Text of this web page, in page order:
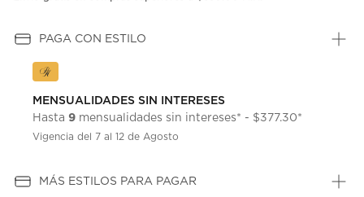
PAGA CON ESTILO
MENSUALIDADES SIN INTERESES
Hasta 9 mensualidades sin intereses* - $377.30*
Vigencia del 7 al 12 de Agosto
MÁS ESTILOS PARA PAGAR